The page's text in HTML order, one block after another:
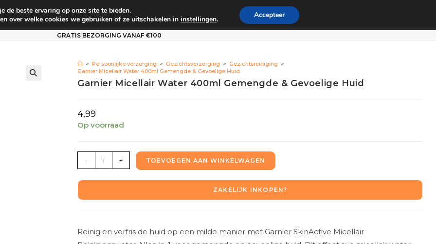
Babyverzorging Persoonlijke verzorging Voordeel Zakelijk
GRATIS BEZORGING VANAF €100
> Persoonlijke verzorging > Gezichtsverzorging > Gezichtsreiniging >
Garnier Micellair Water 400ml Gemengde & Gevoelige Huid
Garnier Micellair Water 400ml Gemengde & Gevoelige Huid
4,99
Op voorraad
- + TOEVOEGEN AAN WINKELWAGEN
ZAKELIJK INKOPEN?
Reinig en verfris de huid op een milde manier met Garnier SkinActive Micellair
de beste ervaring op onze site te bieden.
over welke cookies we gebruiken of ze uitschakelen in instellingen. Accepteer